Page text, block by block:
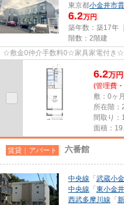
東京都小金井市
6.2万円
築年数：築17年
階数：2階建
☆敷金0仲介手数料0☆家具家電付き
6.2万円
(管理費
敷：0ヶ
所在階：
間取り：
面積：
賃貸｜アパート 六番館
中央線 「 武蔵小
中央線 「 東小金井
西武多摩川線 「